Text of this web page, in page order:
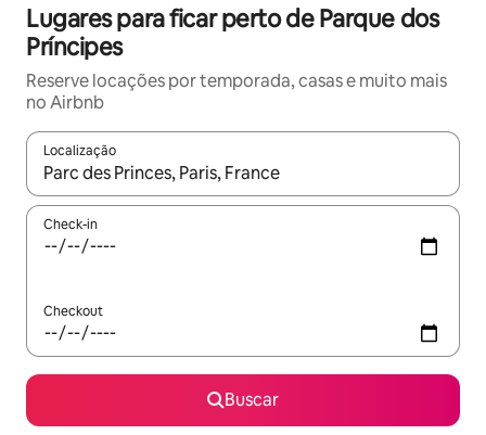
Lugares para ficar perto de Parque dos
Príncipes
Reserve locações por temporada, casas e muito mais
no Airbnb
Localização
Quando os resultados estiverem disponíveis, explore-os
Check-in
Checkout
Buscar